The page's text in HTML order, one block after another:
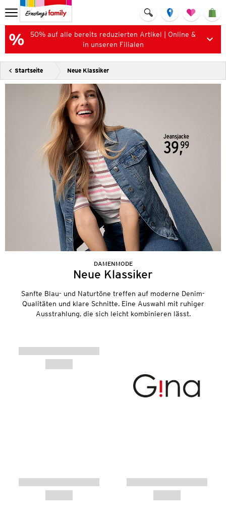
50% auf alle bereits reduzierten Artikel | Online &
in unseren Filialen
Startseite Neue Klassiker
DAMENMODE
Neue Klassiker
Sanfte Blau- und Naturtöne treffen auf moderne Denim-
Qualitäten und klare Schnitte. Eine Auswahl mit ruhiger
Ausstrahlung, die sich leicht kombinieren lässt.